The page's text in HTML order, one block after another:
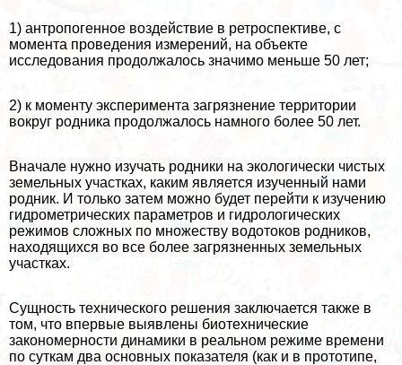
1) антропогенное воздействие в ретроспективе, с
момента проведения измерений, на объекте
исследования продолжалось значимо меньше 50 лет;
2) к моменту эксперимента загрязнение территории
вокруг родника продолжалось намного более 50 лет.
Вначале нужно изучать родники на экологически чистых
земельных участках, каким является изученный нами
родник. И только затем можно будет перейти к изучению
гидрометрических параметров и гидрологических
режимов сложных по множеству водотоков родников,
находящихся во все более загрязненных земельных
участках.
Сущность технического решения заключается также в
том, что впервые выявлены биотехнические
закономерности динамики в реальном режиме времени
по суткам два основных показателя (как и в прототипе,